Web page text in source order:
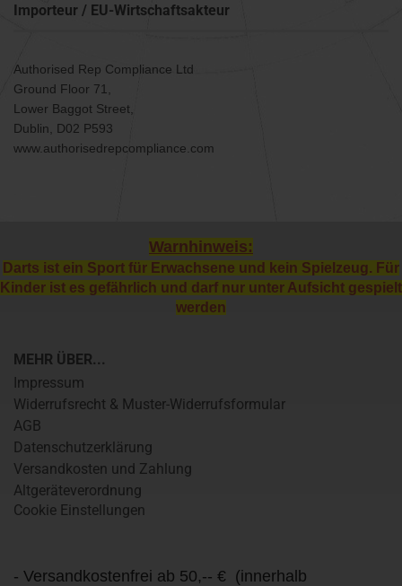
Importeur / EU-Wirtschaftsakteur
Authorised Rep Compliance Ltd
Ground Floor 71,
Lower Baggot Street,
Dublin, D02 P593
www.authorisedrepcompliance.com
Warnhinweis:
Darts ist ein Sport für Erwachsene und kein Spielzeug. Für
Kinder ist es gefährlich und darf nur unter Aufsicht gespielt
werden
MEHR ÜBER...
Impressum
Widerrufsrecht & Muster-Widerrufsformular
AGB
Datenschutzerklärung
Versandkosten und Zahlung
Altgeräteverordnung
Cookie Einstellungen
- Versandkostenfrei ab 50,-- € (innerhalb